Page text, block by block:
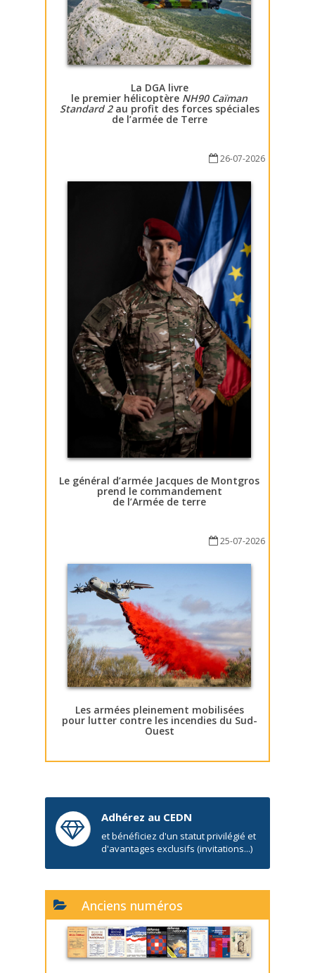
La DGA livre
le premier hélicoptère NH90 Caïman
Standard 2au profit des forces spéciales
de l’armée de Terre
26-07-2026
Le général d’armée Jacques de Montgros
prend le commandement
de l’Armée de terre
25-07-2026
Les armées pleinement mobilisées
pour lutter contre les incendies du Sud-
Ouest
Adhérez au CEDN
et bénéficiez d'un statut privilégié et
d'avantages exclusifs (invitations...)
Anciens numéros